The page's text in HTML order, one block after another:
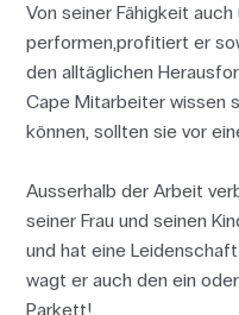
Von seiner Fähigkeit
performen,profitiert er
den alltäglichen
Cape Mitarbeiter wissen
können, sollten sie vor
Ausserhalb der Arbeit
seiner Frau und seinen
und hat eine
wagt er auch den ein
Parkett!